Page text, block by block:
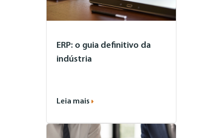
ERP: o guia definitivo da
indústria
Leia mais